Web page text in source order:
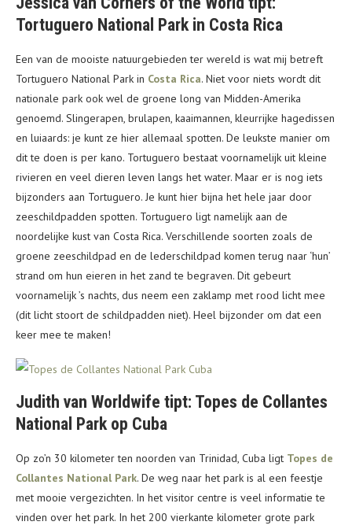
Tortuguero National Park in Costa Rica
Een van de mooiste natuurgebieden ter wereld is wat mij betreft
Tortuguero National Park in Costa Rica. Niet voor niets wordt dit
nationale park ook wel de groene long van Midden-Amerika
genoemd. Slingerapen, brulapen, kaaimannen, kleurrijke hagedissen
en luiaards: je kunt ze hier allemaal spotten. De leukste manier om
dit te doen is per kano. Tortuguero bestaat voornamelijk uit kleine
rivieren en veel dieren leven langs het water. Maar er is nog iets
bijzonders aan Tortuguero. Je kunt hier bijna het hele jaar door
zeeschildpadden spotten. Tortuguero ligt namelijk aan de
noordelijke kust van Costa Rica. Verschillende soorten zoals de
groene zeeschildpad en de lederschildpad komen terug naar ‘hun’
strand om hun eieren in het zand te begraven. Dit gebeurt
voornamelijk ’s nachts, dus neem een zaklamp met rood licht mee
(dit licht stoort de schildpadden niet). Heel bijzonder om dat een
keer mee te maken!
Judith van Worldwife tipt: Topes de Collantes
National Park op Cuba
Op zo’n 30 kilometer ten noorden van Trinidad, Cuba ligt Topes de
Collantes National Park. De weg naar het park is al een feestje
met mooie vergezichten. In het visitor centre is veel informatie te
vinden over het park. In het 200 vierkante kilometer grote park